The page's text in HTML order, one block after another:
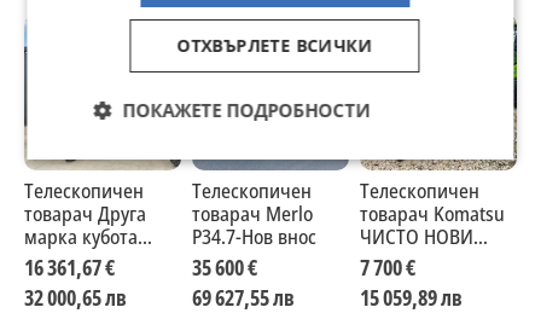
Телескопичен
товарач Друга
марка кубота
нови
16 361,67 €
32 000,65 лв
Телескопичен
товарач Merlo
P34.7-Нов внос
35 600 €
69 627,55 лв
Телескопичен
товарач Komatsu
ЧИСТО НОВИ
китайски
7 700 €
15 059,89 лв
ОТХВЪРЛЕТЕ ВСИЧКИ
ПОКАЖЕТЕ ПОДРОБНОСТИ